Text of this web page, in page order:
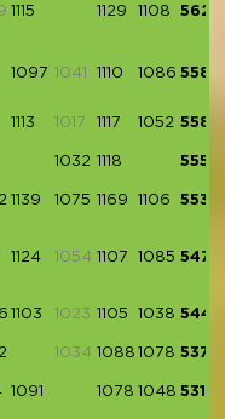
1115 1129 1108 5622
1097 1041 1110 1086 5581
1113 1017 1117 1052 5580
1032 1118 5554
1139 1075 1169 1106 5531
1124 1054 1107 1085 5475
1103 1023 1105 1038 5446
1034 1088 1078 5370
1091 1078 1048 5318